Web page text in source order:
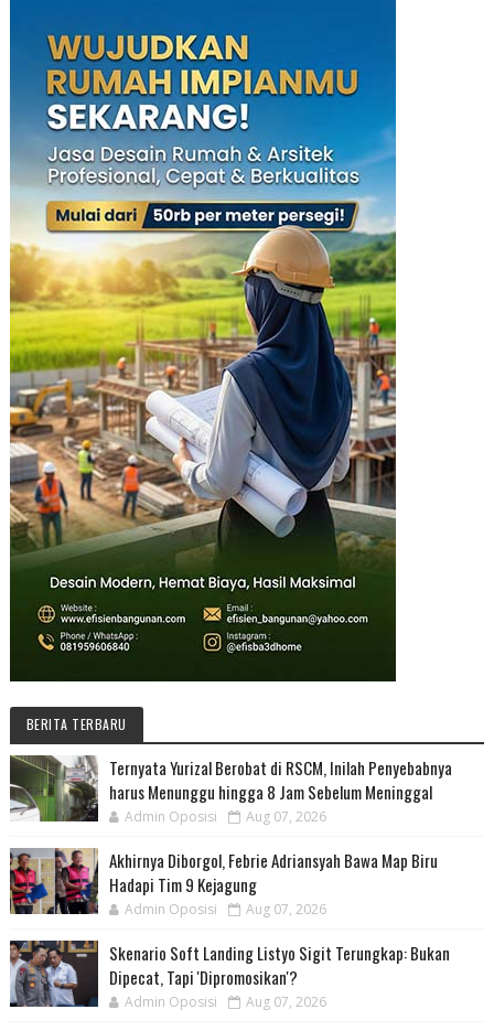
BERITA TERBARU
Ternyata Yurizal Berobat di RSCM, Inilah Penyebabnya
harus Menunggu hingga 8 Jam Sebelum Meninggal
Admin Oposisi Aug 07, 2026
Akhirnya Diborgol, Febrie Adriansyah Bawa Map Biru
Hadapi Tim 9 Kejagung
Admin Oposisi Aug 07, 2026
Skenario Soft Landing Listyo Sigit Terungkap: Bukan
Dipecat, Tapi 'Dipromosikan'?
Admin Oposisi Aug 07, 2026